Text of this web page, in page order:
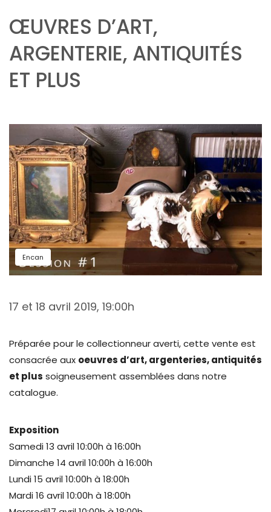
ŒUVRES D’ART,
ARGENTERIE, ANTIQUITÉS
ET PLUS
Encan
17 et 18 avril 2019, 19:00h
Préparée pour le collectionneur averti, cette vente est
consacrée aux oeuvres d’art, argenteries, antiquités
et plus soigneusement assemblées dans notre
catalogue.
Exposition
Samedi 13 avril 10:00h à 16:00h
Dimanche 14 avril 10:00h à 16:00h
Lundi 15 avril 10:00h à 18:00h
Mardi 16 avril 10:00h à 18:00h